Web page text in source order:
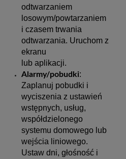
odtwarzaniem
losowym/powtarzaniem
i czasem trwania
odtwarzania. Uruchom z
ekranu
lub aplikacji.
Alarmy/pobudki:
Zaplanuj pobudki i
wyciszenia z ustawień
wstępnych, usług,
współdzielonego
systemu domowego lub
wejścia liniowego.
Ustaw dni, głośność i